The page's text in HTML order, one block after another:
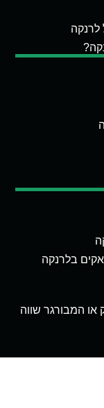
בלרנקה
המבורגר שווה